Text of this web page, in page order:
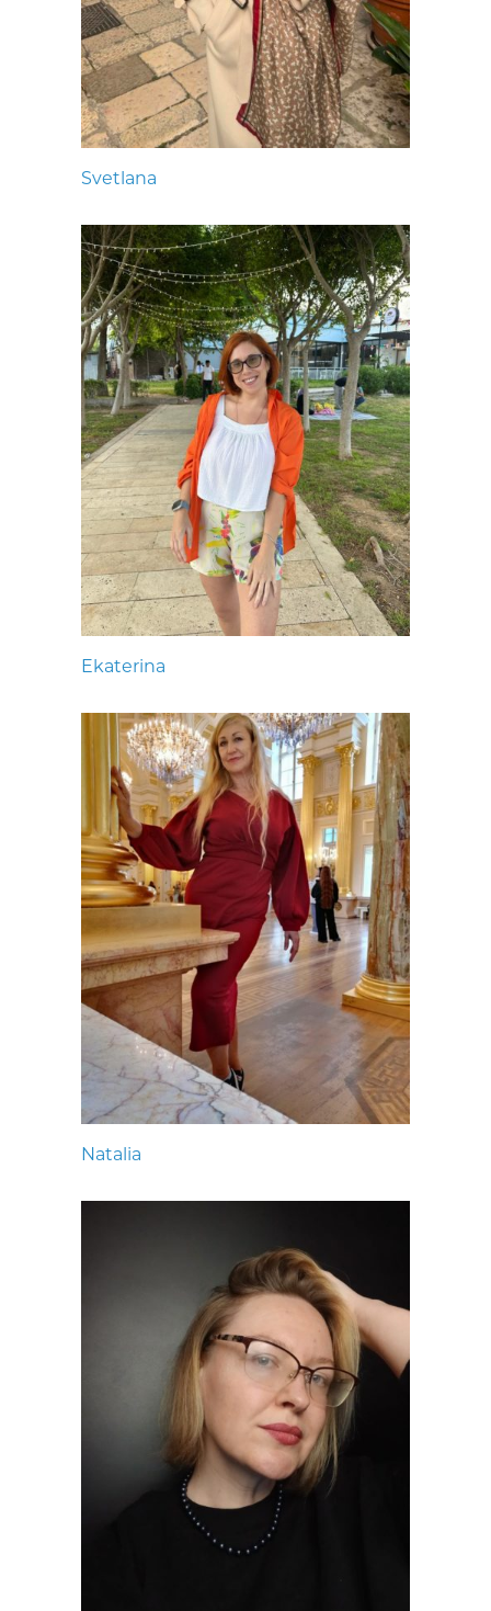
Svetlana
Ekaterina
Natalia